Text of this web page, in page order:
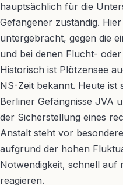
hauptsächlich für die
Gefangener zuständig.
untergebracht, gegen die
und bei denen Flucht-
Historisch ist Plötzensee
NS-Zeit bekannt. Heute ist
Berliner Gefängnisse JVA
der Sicherstellung eines
Anstalt steht vor
aufgrund der hohen
Notwendigkeit, schnell auf
reagieren.